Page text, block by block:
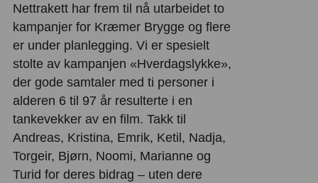
Nettrakett har frem til nå utarbeidet to
kampanjer for Kræmer Brygge og flere
er under planlegging. Vi er spesielt
stolte av kampanjen «Hverdagslykke»,
der gode samtaler med ti personer i
alderen 6 til 97 år resulterte i en
tankevekker av en film. Takk til
Andreas, Kristina, Emrik, Ketil, Nadja,
Torgeir, Bjørn, Noomi, Marianne og
Turid for deres bidrag – uten dere